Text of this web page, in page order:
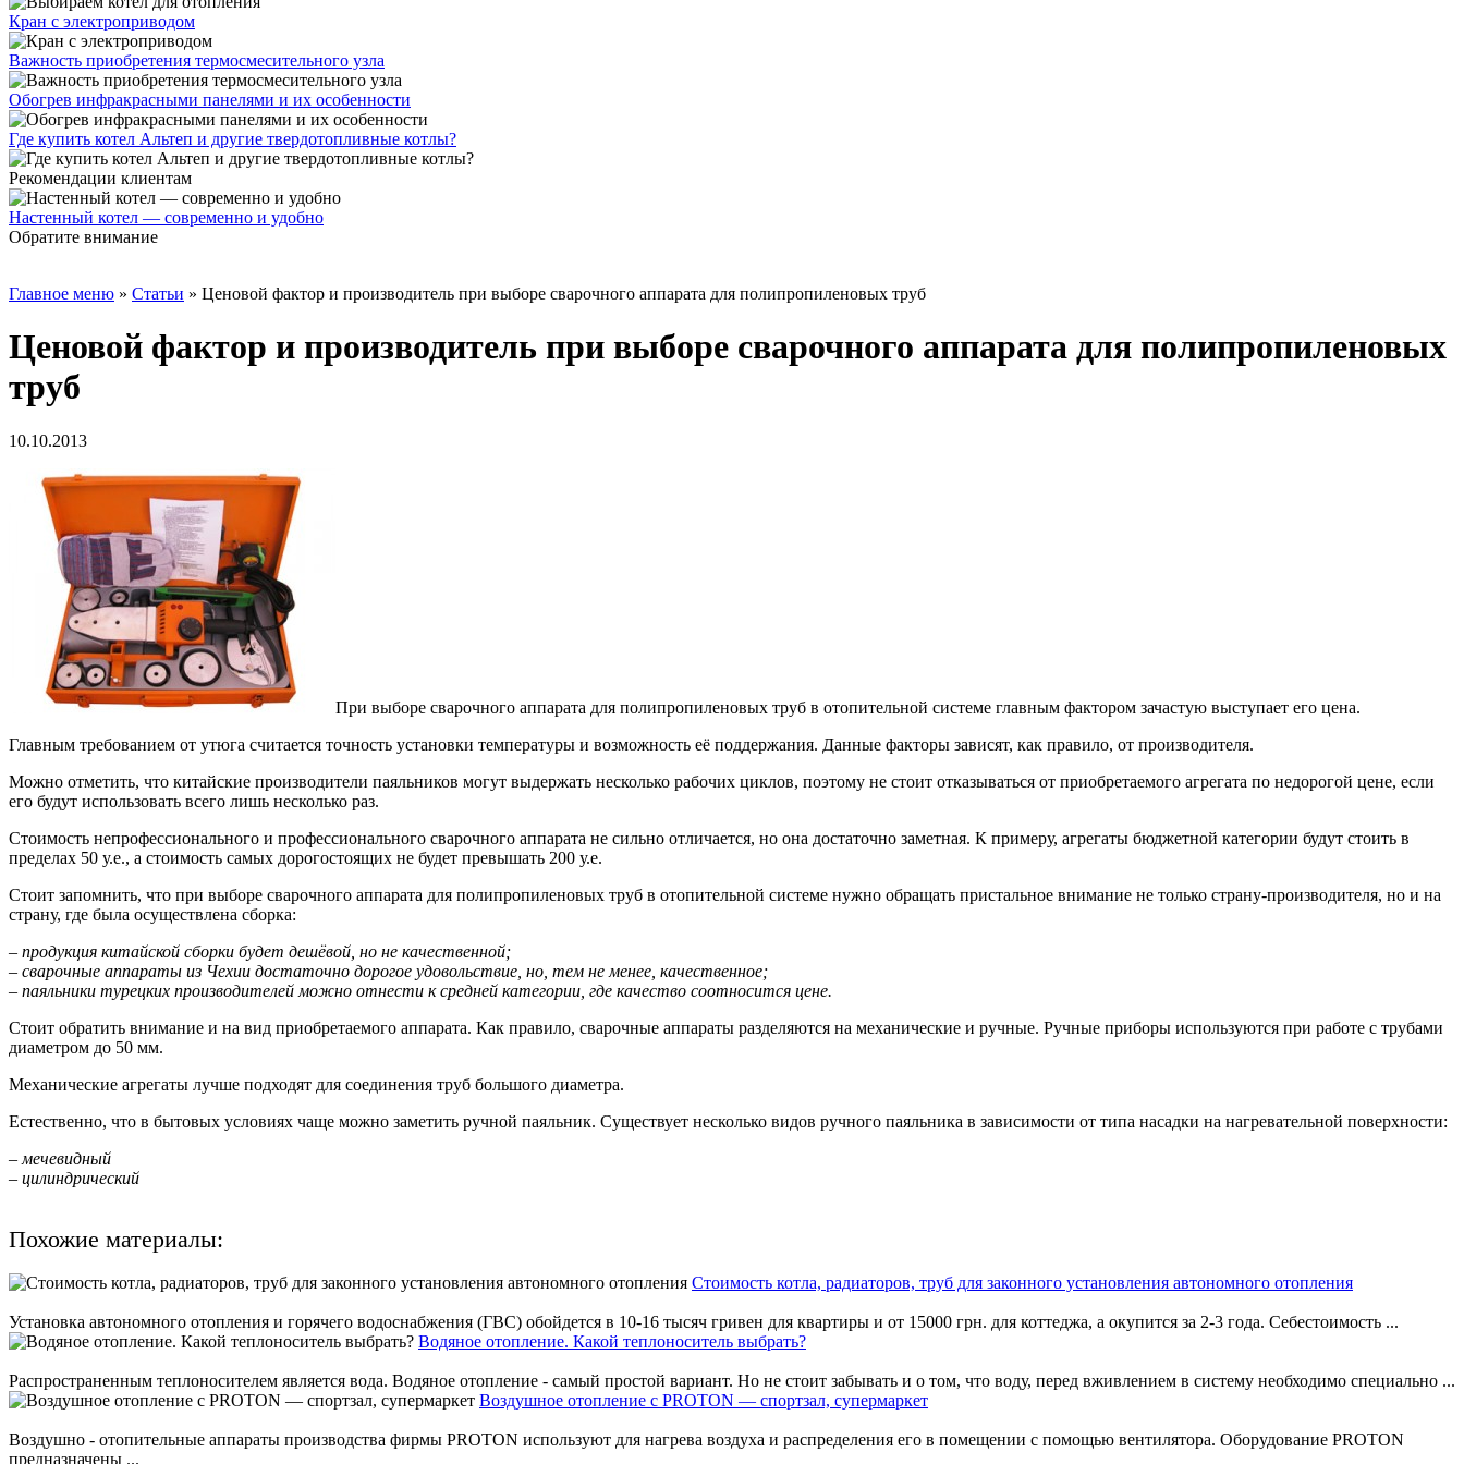
Кран с электроприводом
Важность приобретения термосмесительного узла
Обогрев инфракрасными панелями и их особенности
Где купить котел Альтеп и другие твердотопливные котлы?
Рекомендации клиентам
Настенный котел — современно и удобно
Обратите внимание
Главное меню » Статьи » Ценовой фактор и производитель при выборе сварочного аппарата для полипропиленовых труб
Ценовой фактор и производитель при выборе сварочного аппарата для полипропиленовых
труб
10.10.2013
При выборе сварочного аппарата для полипропиленовых труб в отопительной системе главным фактором зачастую выступает его цена.
Главным требованием от утюга считается точность установки температуры и возможность её поддержания. Данные факторы зависят, как правило, от производителя.
Можно отметить, что китайские производители паяльников могут выдержать несколько рабочих циклов, поэтому не стоит отказываться от приобретаемого агрегата по недорогой цене, если
его будут использовать всего лишь несколько раз.
Стоимость непрофессионального и профессионального сварочного аппарата не сильно отличается, но она достаточно заметная. К примеру, агрегаты бюджетной категории будут стоить в
пределах 50 у.е., а стоимость самых дорогостоящих не будет превышать 200 у.е.
Стоит запомнить, что при выборе сварочного аппарата для полипропиленовых труб в отопительной системе нужно обращать пристальное внимание не только страну-производителя, но и на
страну, где была осуществлена сборка:
– продукция китайской сборки будет дешёвой, но не качественной;
– сварочные аппараты из Чехии достаточно дорогое удовольствие, но, тем не менее, качественное;
– паяльники турецких производителей можно отнести к средней категории, где качество соотносится цене.
Стоит обратить внимание и на вид приобретаемого аппарата. Как правило, сварочные аппараты разделяются на механические и ручные. Ручные приборы используются при работе с трубами
диаметром до 50 мм.
Механические агрегаты лучше подходят для соединения труб большого диаметра.
Естественно, что в бытовых условиях чаще можно заметить ручной паяльник. Существует несколько видов ручного паяльника в зависимости от типа насадки на нагревательной поверхности:
– мечевидный
– цилиндрический
Похожие материалы:
Стоимость котла, радиаторов, труб для законного установления автономного отопления
Установка автономного отопления и горячего водоснабжения (ГВС) обойдется в 10-16 тысяч гривен для квартиры и от 15000 грн. для коттеджа, а окупится за 2-3 года. Себестоимость ...
Водяное отопление. Какой теплоноситель выбрать?
Распространенным теплоносителем является вода. Водяное отопление - самый простой вариант. Но не стоит забывать и о том, что воду, перед вживлением в систему необходимо специально ...
Воздушное отопление с PROTON — спортзал, супермаркет
Воздушно - отопительные аппараты производства фирмы PROTON используют для нагрева воздуха и распределения его в помещении с помощью вентилятора. Оборудование PROTON
предназначены ...